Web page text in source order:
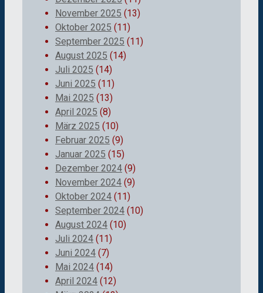
November 2025 (13)
Oktober 2025 (11)
September 2025 (11)
August 2025 (14)
Juli 2025 (14)
Juni 2025 (11)
Mai 2025 (13)
April 2025 (8)
März 2025 (10)
Februar 2025 (9)
Januar 2025 (15)
Dezember 2024 (9)
November 2024 (9)
Oktober 2024 (11)
September 2024 (10)
August 2024 (10)
Juli 2024 (11)
Juni 2024 (7)
Mai 2024 (14)
April 2024 (12)